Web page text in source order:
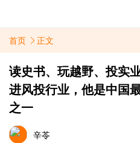
首页 正文
读史书、玩越野、投实
进风投行业，他是中国
之一
辛苓